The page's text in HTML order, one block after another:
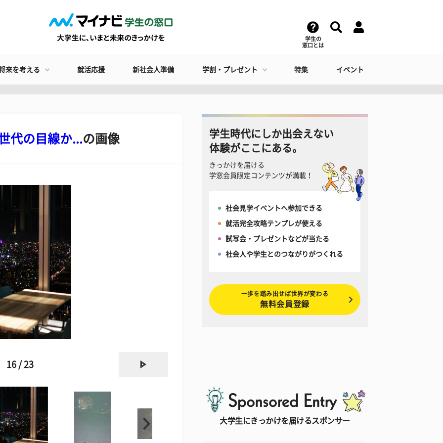
学生の
窓口とは
来を考える 就活応援 新社会人準備 学割・プレゼント 特集 イベント
代の目線か...の画像
16 / 23
学生時代にしか出会えない
体験がここにある。
きっかけを届ける
学窓会員限定コンテンツが満載！
社会見学イベントへ参加できる
就活完全攻略テンプレが使える
試写会・プレゼントなどが当たる
社会人や学生とのつながりがつくれる
一歩を踏み出せば世界が変わる
無料会員登録
大学生にきっかけを届けるスポンサー